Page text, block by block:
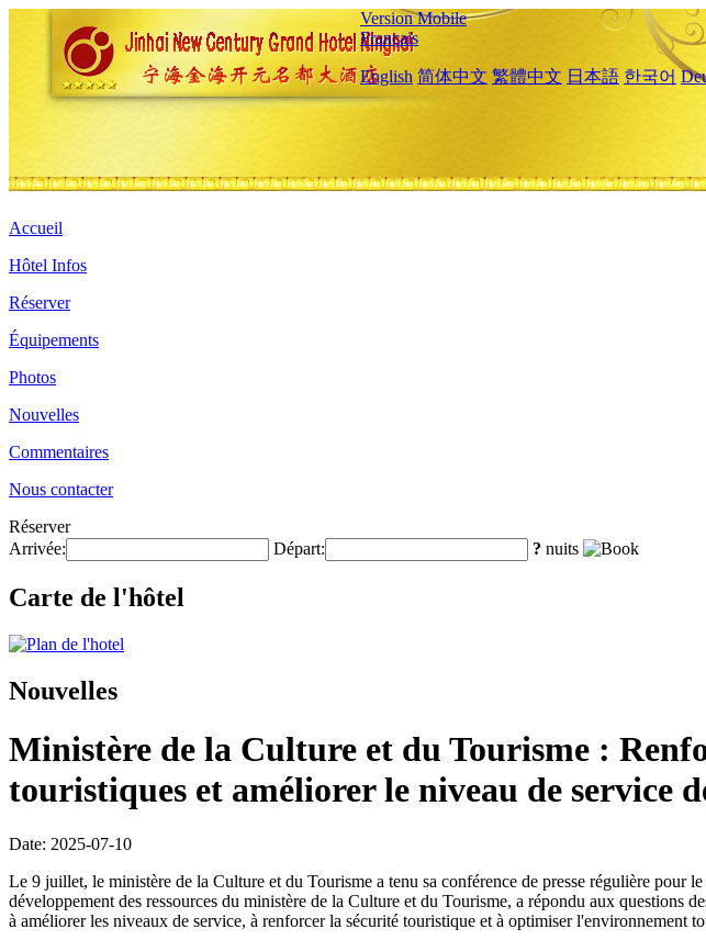
Version Mobile
Français
English 简体中文 繁體中文 日本語 한국어
Accueil
Hôtel Infos
Réserver
Équipements
Photos
Nouvelles
Commentaires
Nous contacter
Réserver
Arrivée:
Départ: ? nuits
Carte de l'hôtel
Nouvelles
Ministère de la Culture et du Tourisme :
touristiques et améliorer le niveau de service
Date: 2025-07-10
Le 9 juillet, le ministère de la Culture et du Tourisme a tenu sa conférence de presse régulière
développement des ressources du ministère de la Culture et du Tourisme, a répondu aux questions
à améliorer les niveaux de service, à renforcer la sécurité touristique et à optimiser l'environnement